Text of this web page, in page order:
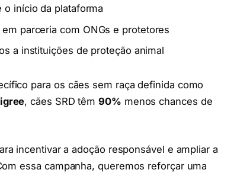
o início da plataforma
parceria com ONGs e protetores
a instituições de proteção animal
para os cães sem raça definida como
, cães SRD têm90% menos chances de
incentivar a adoção responsável e ampliar a
essa campanha, queremos reforçar uma